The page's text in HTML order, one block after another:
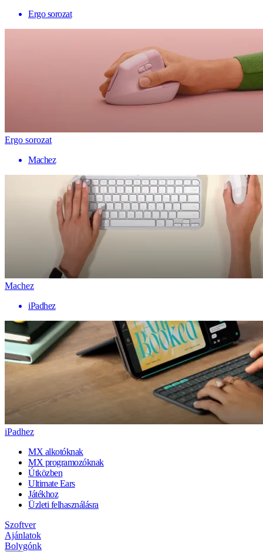
Ergo sorozat
Ergo sorozat
Machez
Machez
iPadhez
iPadhez
MX alkotóknak
MX programozóknak
Útközben
Ultimate Ears
Játékhoz
Üzleti felhasználásra
Szoftver
Ajánlatok
Bolygónk